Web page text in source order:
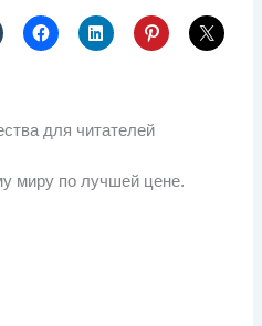
для читателей
миру по лучшей цене.